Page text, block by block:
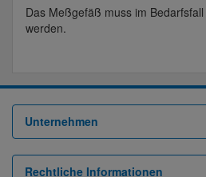
Das Meßgefäß muss im
werden.
Unternehmen
Rechtliche Informationen